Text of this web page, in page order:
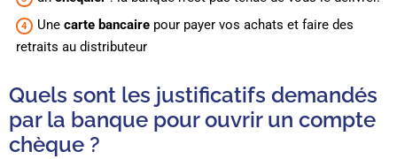
Unecarte bancaire pour payer vos achats et faire des
retraits au distributeur
Quels sont les justificatifs demandés
par la banque pour ouvrir un compte
chèque ?